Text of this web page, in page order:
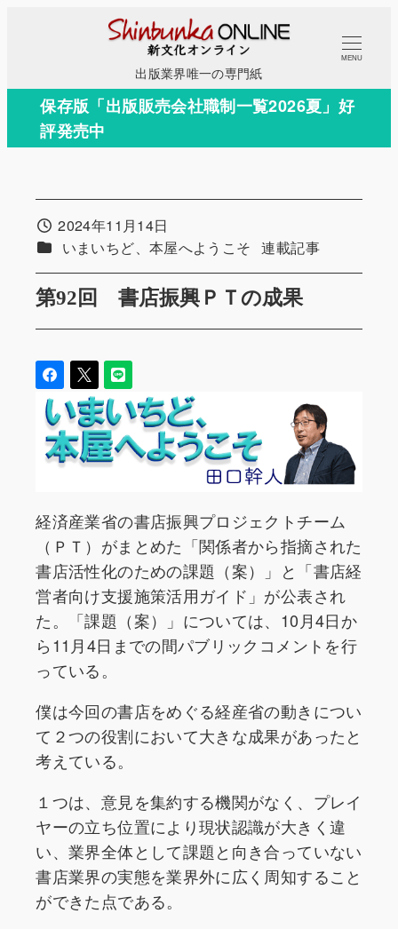
コ
テ
出版業界唯一の専門紙
MENU
保存版「出版販売会社職制一覧2026夏」好
評発売中
第92回 書店振興ＰＴの成果
投稿日2024年11月14日
カテゴリー
いまいちど、本屋へようこそ カテゴリー
連載記事
経済産業省の書店振興プロジェクトチーム
（ＰＴ）がまとめた「関係者から指摘された
書店活性化のための課題（案）」と「書店経
営者向け支援施策活用ガイド」が公表され
た。「課題（案）」については、10月4日か
ら11月4日までの間パブリックコメントを行
っている。
僕は今回の書店をめぐる経産省の動きについ
て２つの役割において大きな成果があったと
考えている。
１つは、意見を集約する機関がなく、プレイ
ヤーの立ち位置により現状認識が大きく違
い、業界全体として課題と向き合っていない
書店業界の実態を業界外に広く周知すること
ができた点である。